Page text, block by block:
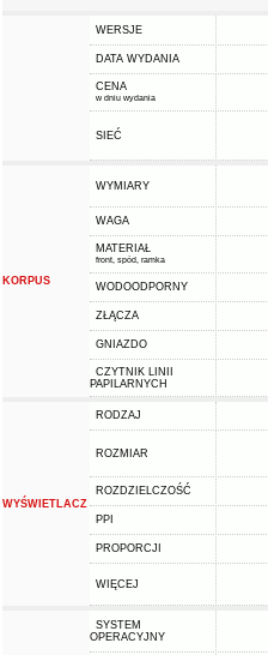
WERSJE
DATA WYDANIA
CENA
w dniu wydania
SIEĆ
KORPUS
WYMIARY
WAGA
MATERIAŁ
front, spód, ramka
WODOODPORNY
ZŁĄCZA
GNIAZDO
CZYTNIK LINII
PAPILARNYCH
WYŚWIETLACZ
RODZAJ
ROZMIAR
ROZDZIELCZOŚĆ
PPI
PROPORCJI
WIĘCEJ
SYSTEM
OPERACYJNY